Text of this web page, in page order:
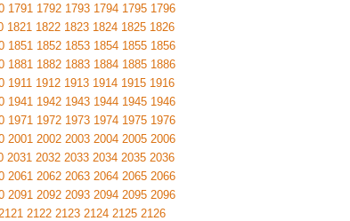
1791 1792 1793 1794 1795 1796
1821 1822 1823 1824 1825 1826
1851 1852 1853 1854 1855 1856
1881 1882 1883 1884 1885 1886
1911 1912 1913 1914 1915 1916
1941 1942 1943 1944 1945 1946
1971 1972 1973 1974 1975 1976
2001 2002 2003 2004 2005 2006
2031 2032 2033 2034 2035 2036
2061 2062 2063 2064 2065 2066
2091 2092 2093 2094 2095 2096
2122 2123 2124 2125 2126